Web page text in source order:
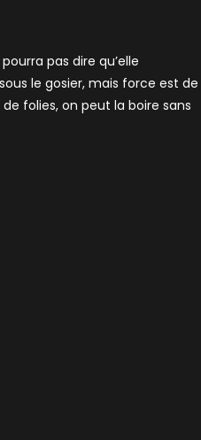
pas dire qu’elle
le gosier, mais force est de
folies, on peut la boire sans